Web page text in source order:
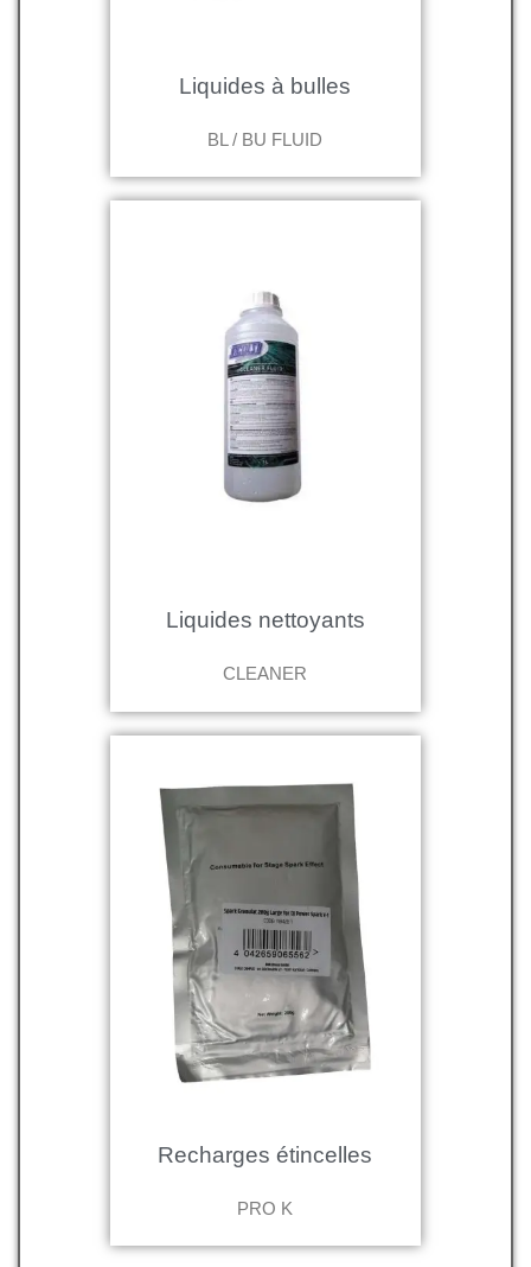
Liquides à bulles
BL / BU FLUID
Liquides nettoyants
CLEANER
Recharges étincelles
PRO K